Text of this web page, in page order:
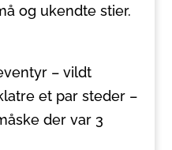
og ukendte stier.
– vildt
et par steder –
der var 3